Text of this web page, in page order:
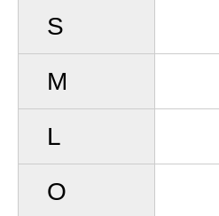
S
M
L
O